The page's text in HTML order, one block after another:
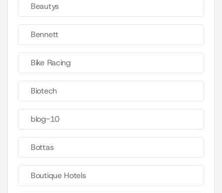
Beautys
Bennett
Bike Racing
Biotech
blog-10
Bottas
Boutique Hotels